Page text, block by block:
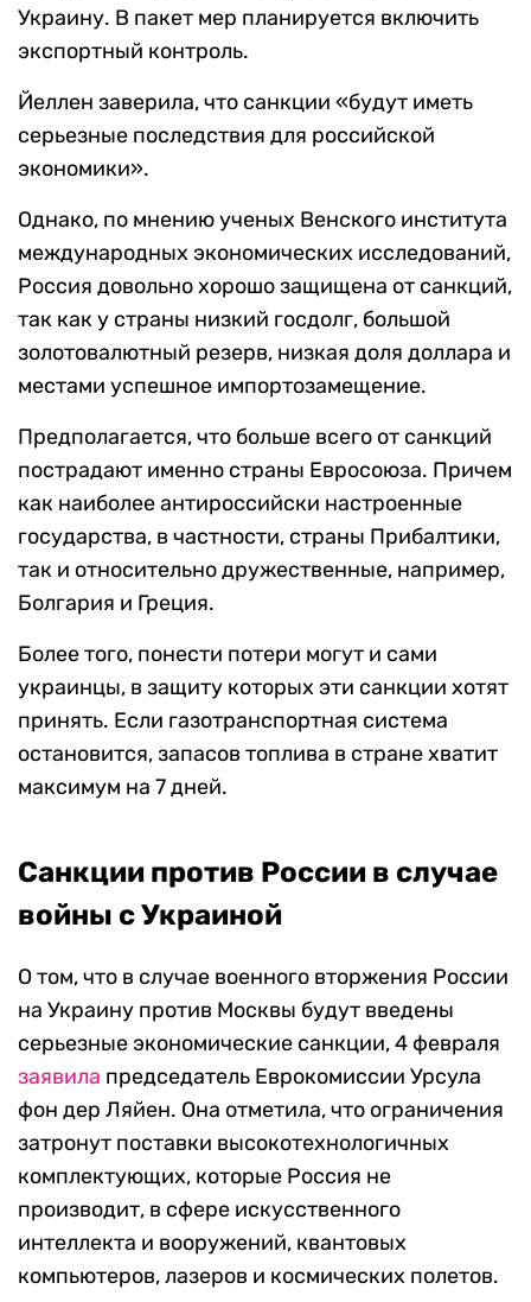
Украину. В пакет мер планируется включить
экспортный контроль.
Йеллен заверила, что санкции «будут иметь
серьезные последствия для российской
экономики».
Однако, по мнению ученых Венского института
международных экономических исследований,
Россия довольно хорошо защищена от санкций,
так как у страны низкий госдолг, большой
золотовалютный резерв, низкая доля доллара и
местами успешное импортозамещение.
Предполагается, что больше всего от санкций
пострадают именно страны Евросоюза. Причем
как наиболее антироссийски настроенные
государства, в частности, страны Прибалтики,
так и относительно дружественные, например,
Болгария и Греция.
Более того, понести потери могут и сами
украинцы, в защиту которых эти санкции хотят
принять. Если газотранспортная система
остановится, запасов топлива в стране хватит
максимум на 7 дней.
Санкции против России в случае
войны с Украиной
О том, что в случае военного вторжения России
на Украину против Москвы будут введены
серьезные экономические санкции, 4 февраля
заявила председатель Еврокомиссии Урсула
фон дер Ляйен. Она отметила, что ограничения
затронут поставки высокотехнологичных
комплектующих, которые Россия не
производит, в сфере искусственного
интеллекта и вооружений, квантовых
компьютеров, лазеров и космических полетов.